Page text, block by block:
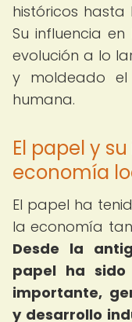
históricos
Su influencia
evolución a lo
y moldeado
humana.
El papel y
economía
El papel ha
la economía
Desde la
papel ha sido
importante,
y desarrollo